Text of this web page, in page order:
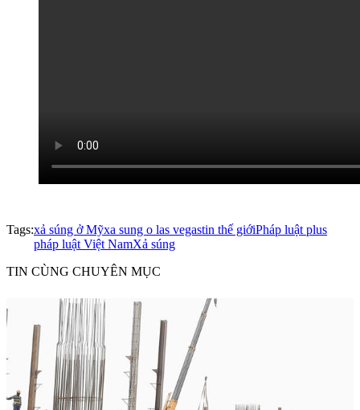
Tags:xả súng ở Mỹxa sung o las vegastin thế giớiPháp luật plus
pháp luật Việt NamXả súng
TIN CÙNG CHUYÊN MỤC